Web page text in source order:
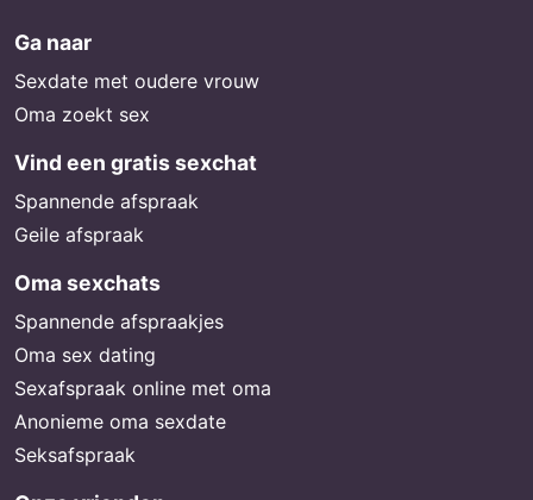
Ga naar
Sexdate met oudere vrouw
Oma zoekt sex
Vind een gratis sexchat
Spannende afspraak
Geile afspraak
Oma sexchats
Spannende afspraakjes
Oma sex dating
Sexafspraak online met oma
Anonieme oma sexdate
Seksafspraak